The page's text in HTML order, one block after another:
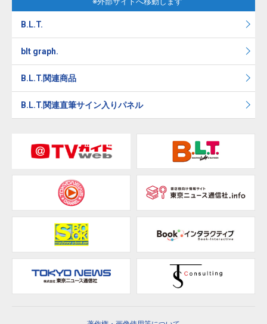
B.L.T.
blt graph.
B.L.T.関連商品
B.L.T.関連直筆サイン入りパネル